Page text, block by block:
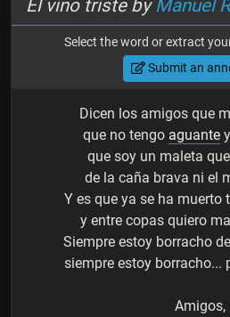
El vino triste byManuel
Select the word or extract
Submit an
Dicen los amigos que
que no tengo aguante
que soy un maleta
de la caña brava ni el
Y es que ya se ha muerto
y entre copas quiero
Siempre estoy borracho
siempre estoy borracho...
Amigos,